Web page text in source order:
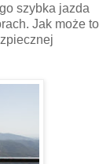
szybka jazda
Jak może to